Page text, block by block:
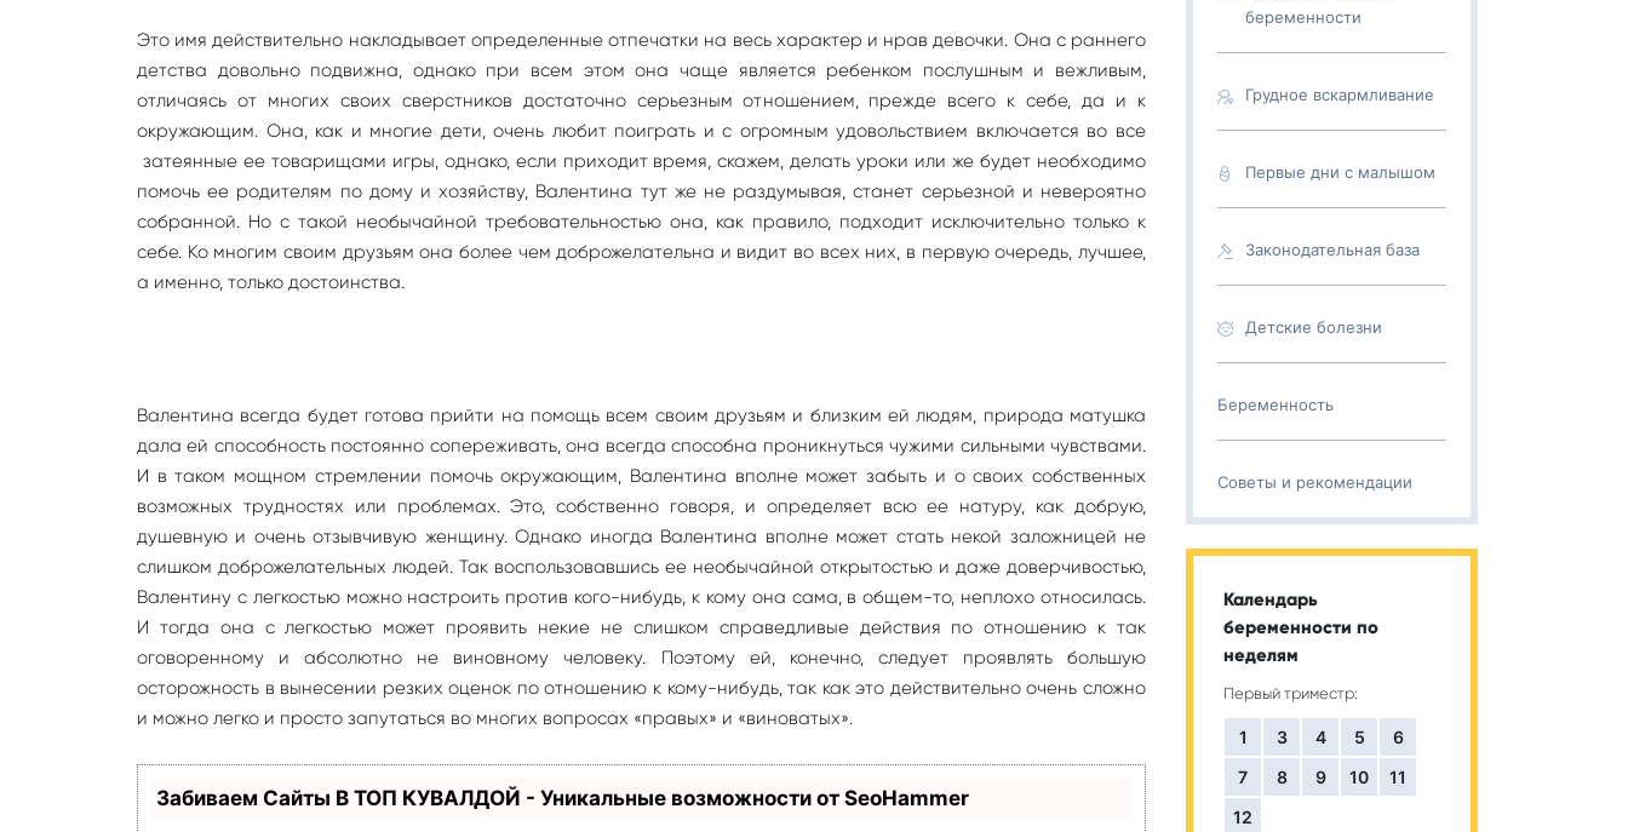
Это имя действительно накладывает определенные отпечатки на весь характер и нрав девочки. Она с раннего
детства довольно подвижна, однако при всем этом она чаще является ребенком послушным и вежливым,
отличаясь от многих своих сверстников достаточно серьезным отношением, прежде всего к себе, да и к
окружающим. Она, как и многие дети, очень любит поиграть и с огромным удовольствием включается во все
затеянные ее товарищами игры, однако, если приходит время, скажем, делать уроки или же будет необходимо
помочь ее родителям по дому и хозяйству, Валентина тут же не раздумывая, станет серьезной и невероятно
собранной. Но с такой необычайной требовательностью она, как правило, подходит исключительно только к
себе. Ко многим своим друзьям она более чем доброжелательна и видит во всех них, в первую очередь, лучшее,
а именно, только достоинства.
Валентина всегда будет готова прийти на помощь всем своим друзьям и близким ей людям, природа матушка
дала ей способность постоянно сопереживать, она всегда способна проникнуться чужими сильными чувствами.
И в таком мощном стремлении помочь окружающим, Валентина вполне может забыть и о своих собственных
возможных трудностях или проблемах. Это, собственно говоря, и определяет всю ее натуру, как добрую,
душевную и очень отзывчивую женщину. Однако иногда Валентина вполне может стать некой заложницей не
слишком доброжелательных людей. Так воспользовавшись ее необычайной открытостью и даже доверчивостью,
Валентину с легкостью можно настроить против кого-нибудь, к кому она сама, в общем-то, неплохо относилась.
И тогда она с легкостью может проявить некие не слишком справедливые действия по отношению к так
оговоренному и абсолютно не виновному человеку. Поэтому ей, конечно, следует проявлять большую
осторожность в вынесении резких оценок по отношению к кому-нибудь, так как это действительно очень сложно
и можно легко и просто запутаться во многих вопросах «правых» и «виноватых».
Забиваем Сайты В ТОП КУВАЛДОЙ - Уникальные возможности от SeoHammer
беременности
Грудное вскармливание
Первые дни с малышом
Законодательная база
Детские болезни
Беременность
Советы и рекомендации
Календарь
беременности по
неделям
Первый триместр:
1 3 4 5
6
7
8 9 10
11
12